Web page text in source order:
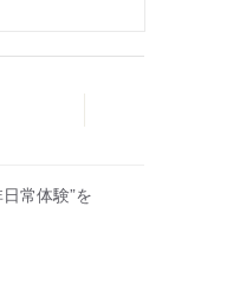
常体験”を